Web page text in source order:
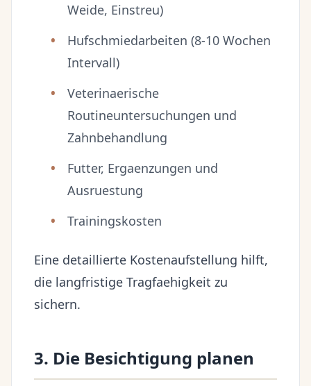
Weide, Einstreu)
Hufschmiedarbeiten (8-10 Wochen
Intervall)
Veterinaerische
Routineuntersuchungen und
Zahnbehandlung
Futter, Ergaenzungen und
Ausruestung
Trainingskosten
Eine detaillierte Kostenaufstellung hilft,
die langfristige Tragfaehigkeit zu
sichern.
3. Die Besichtigung planen